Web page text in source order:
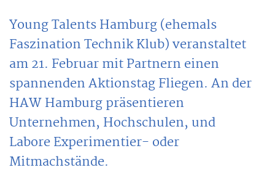
Young Talents Hamburg (ehemals
Faszination Technik Klub) veranstaltet
am 21. Februar mit Partnern einen
spannenden Aktionstag Fliegen. An der
HAW Hamburg präsentieren
Unternehmen, Hochschulen, und
Labore Experimentier- oder
Mitmachstände.